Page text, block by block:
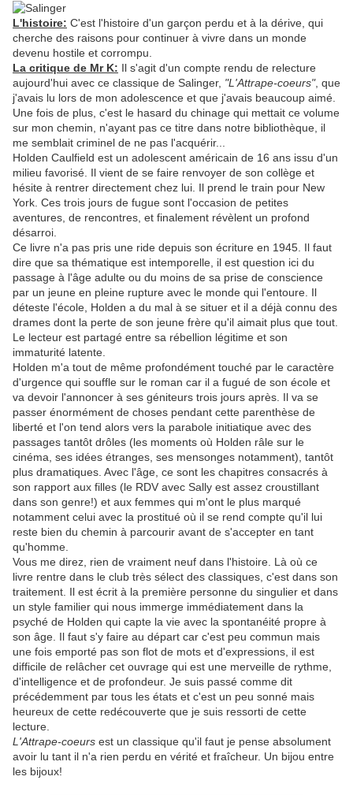
L'histoire: C'est l'histoire d'un garçon perdu et à la dérive, qui
cherche des raisons pour continuer à vivre dans un monde
devenu hostile et corrompu.
La critique de Mr K: Il s'agit d'un compte rendu de relecture
aujourd'hui avec ce classique de Salinger, "L'Attrape-coeurs", que
j'avais lu lors de mon adolescence et que j'avais beaucoup aimé.
Une fois de plus, c'est le hasard du chinage qui mettait ce volume
sur mon chemin, n'ayant pas ce titre dans notre bibliothèque, il
me semblait criminel de ne pas l'acquérir...
Holden Caulfield est un adolescent américain de 16 ans issu d'un
milieu favorisé. Il vient de se faire renvoyer de son collège et
hésite à rentrer directement chez lui. Il prend le train pour New
York. Ces trois jours de fugue sont l'occasion de petites
aventures, de rencontres, et finalement révèlent un profond
désarroi.
Ce livre n'a pas pris une ride depuis son écriture en 1945. Il faut
dire que sa thématique est intemporelle, il est question ici du
passage à l'âge adulte ou du moins de sa prise de conscience
par un jeune en pleine rupture avec le monde qui l'entoure. Il
déteste l'école, Holden a du mal à se situer et il a déjà connu des
drames dont la perte de son jeune frère qu'il aimait plus que tout.
Le lecteur est partagé entre sa rébellion légitime et son
immaturité latente.
Holden m'a tout de même profondément touché par le caractère
d'urgence qui souffle sur le roman car il a fugué de son école et
va devoir l'annoncer à ses géniteurs trois jours après. Il va se
passer énormément de choses pendant cette parenthèse de
liberté et l'on tend alors vers la parabole initiatique avec des
passages tantôt drôles (les moments où Holden râle sur le
cinéma, ses idées étranges, ses mensonges notamment), tantôt
plus dramatiques. Avec l'âge, ce sont les chapitres consacrés à
son rapport aux filles (le RDV avec Sally est assez croustillant
dans son genre!) et aux femmes qui m'ont le plus marqué
notamment celui avec la prostitué où il se rend compte qu'il lui
reste bien du chemin à parcourir avant de s'accepter en tant
qu'homme.
Vous me direz, rien de vraiment neuf dans l'histoire. Là où ce
livre rentre dans le club très sélect des classiques, c'est dans son
traitement. Il est écrit à la première personne du singulier et dans
un style familier qui nous immerge immédiatement dans la
psyché de Holden qui capte la vie avec la spontanéité propre à
son âge. Il faut s'y faire au départ car c'est peu commun mais
une fois emporté pas son flot de mots et d'expressions, il est
difficile de relâcher cet ouvrage qui est une merveille de rythme,
d'intelligence et de profondeur. Je suis passé comme dit
précédemment par tous les états et c'est un peu sonné mais
heureux de cette redécouverte que je suis ressorti de cette
lecture.
L'Attrape-coeurs est un classique qu'il faut je pense absolument
avoir lu tant il n'a rien perdu en vérité et fraîcheur. Un bijou entre
les bijoux!